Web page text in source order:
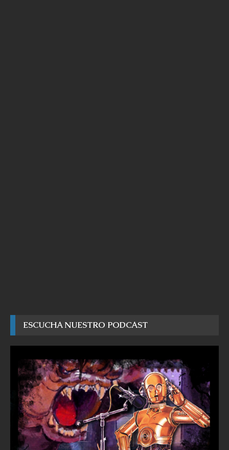
ESCUCHA NUESTRO PODCAST